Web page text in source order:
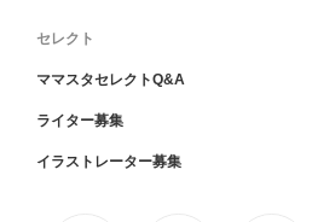
セレクト
ママスタセレクトQ&A
ライター募集
イラストレーター募集